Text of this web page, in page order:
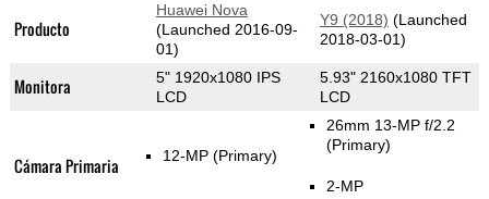
Producto
Huawei Nova
(Launched 2016-09-
01)
Y9 (2018) (Launched
2018-03-01)
Monitora
5" 1920x1080 IPS
LCD
5.93" 2160x1080 TFT
LCD
Cámara Primaria 12-MP (Primary)
26mm 13-MP f/2.2
(Primary)
2-MP